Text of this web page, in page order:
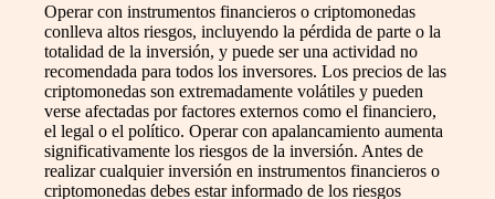
Operar con instrumentos financieros o criptomonedas
conlleva altos riesgos, incluyendo la pérdida de parte o la
totalidad de la inversión, y puede ser una actividad no
recomendada para todos los inversores. Los precios de las
criptomonedas son extremadamente volátiles y pueden
verse afectadas por factores externos como el financiero,
el legal o el político. Operar con apalancamiento aumenta
significativamente los riesgos de la inversión. Antes de
realizar cualquier inversión en instrumentos financieros o
criptomonedas debes estar informado de los riesgos